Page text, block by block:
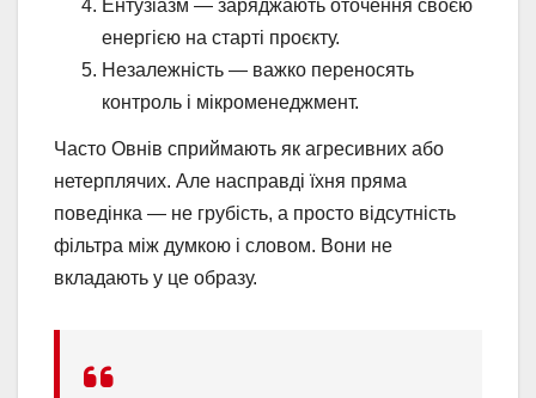
Ентузіазм — заряджають оточення своєю
енергією на старті проєкту.
Незалежність — важко переносять
контроль і мікроменеджмент.
Часто Овнів сприймають як агресивних або
нетерплячих. Але насправді їхня пряма
поведінка — не грубість, а просто відсутність
фільтра між думкою і словом. Вони не
вкладають у це образу.